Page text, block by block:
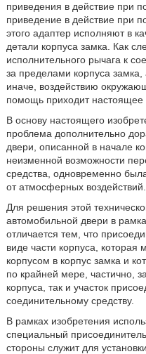
приведения в действие при
приведение в действие при
этого адаптер исполняют в
детали корпуса замка. Как
исполнительного рычага к
за пределами корпуса замка,
иначе, воздействию
помощь приходит настоящее
В основу настоящего
проблема дополнительно
двери, описанной в начале
неизменной возможности
средства, одновременно
от атмосферных воздействий.
Для решения этой
автомобильной двери в
отличается тем, что
виде части корпуса,
корпусом в корпус замка и
по крайней мере, частично,
корпуса, так и участок
соединительному средству.
В рамках изобретения
специальный
стороны служит для